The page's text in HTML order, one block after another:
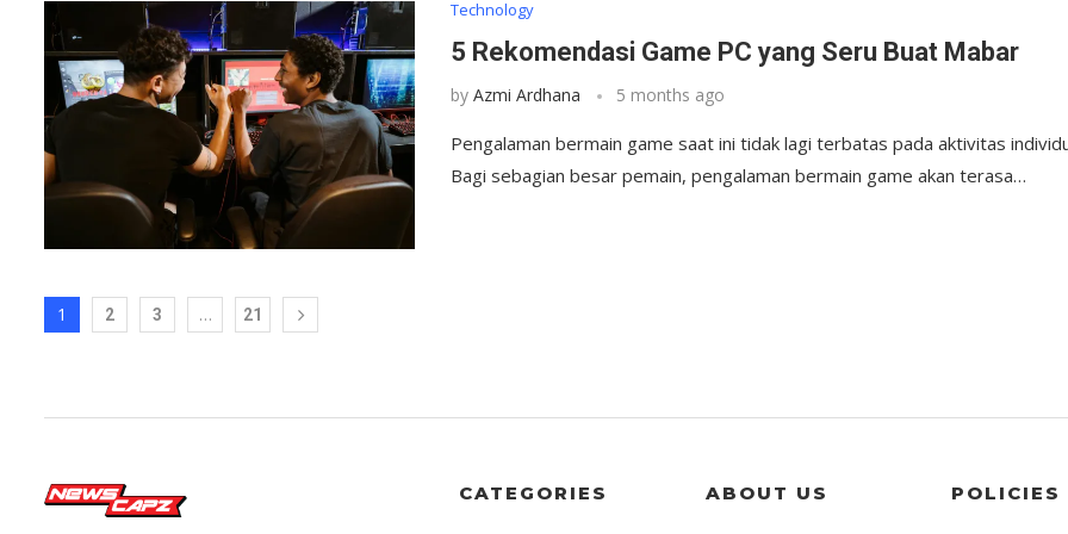
Technology
5 Rekomendasi Game PC yang Seru Buat Mabar
byAzmi Ardhana 5 months ago
Pengalaman bermain game saat ini tidak lagi terbatas pada aktivitas
Bagi sebagian besar pemain, pengalaman bermain game akan terasa…
1 2 3 … 21
CATEGORIES ABOUT US POLICIES